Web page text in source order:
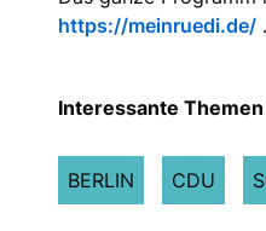
https://meinruedi.de/ .
Interessante
BERLIN CDU